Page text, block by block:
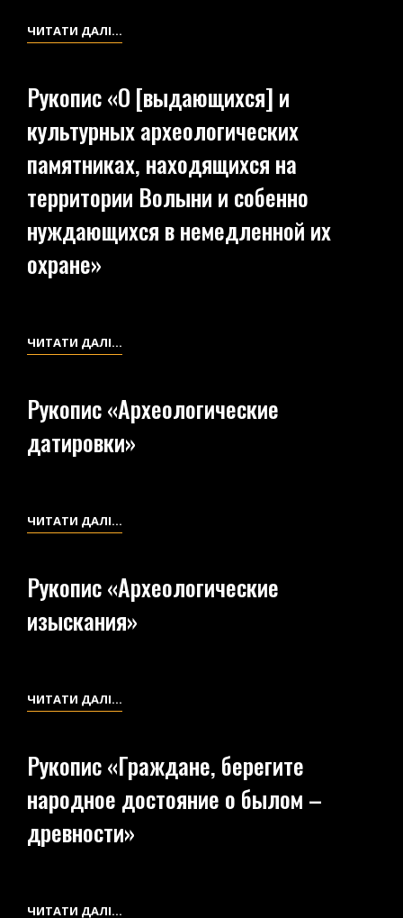
ЧИТАТИ ДАЛІ…
З
ОСНОВ
АРХЕОЛОГІЇ
Рукопис «О [выдающихся] и
культурных археологических
памятниках, находящихся на
территории Волыни и собенно
нуждающихся в немедленной их
охране»
ЧИТАТИ ДАЛІ…
И
КУЛЬТУРНЫХ
НА
ВОЛЫНИ
И
СОБЕННО
ИХ
Рукопис «Археологические
датировки»
ЧИТАТИ ДАЛІ…
Рукопис «Археологические
изыскания»
ЧИТАТИ ДАЛІ…
Рукопис «Граждане, берегите
народное достояние о былом –
древности»
ЧИТАТИ ДАЛІ…